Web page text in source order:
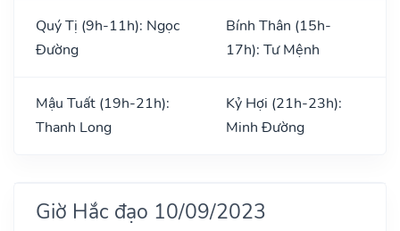
Quý Tị (9h-11h): Ngọc
Đường
Bính Thân (15h-
17h): Tư Mệnh
Mậu Tuất (19h-21h):
Thanh Long
Kỷ Hợi (21h-23h):
Minh Đường
Giờ Hắc đạo 10/09/2023